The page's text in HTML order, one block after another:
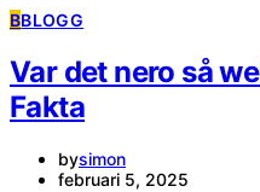
BBLOGG
Var det nero så
Fakta
bysimon
februari 5, 2025